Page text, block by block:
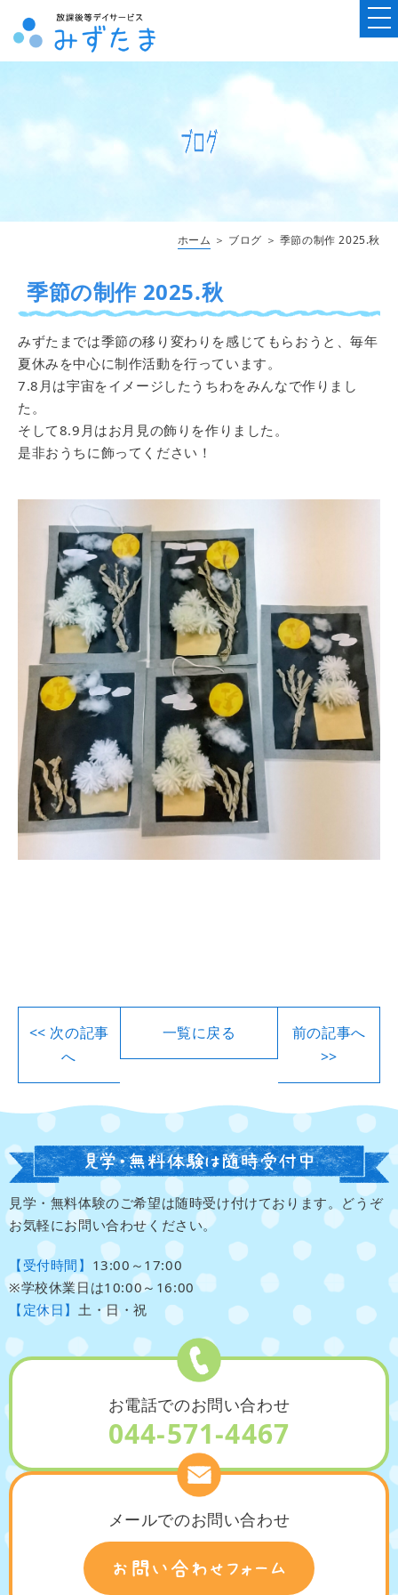
ホーム ＞ ブログ ＞ 季節の制作 2025.秋
季節の制作 2025.秋
みずたまでは季節の移り変わりを感じてもらおうと、毎年
夏休みを中心に制作活動を行っています。
7.8月は宇宙をイメージしたうちわをみんなで作りまし
た。
そして8.9月はお月見の飾りを作りました。
是非おうちに飾ってください！
<< 次の記事
へ
一覧に戻る
前の記事へ
>>
見学・無料体験のご希望は随時受け付けております。どうぞ
お気軽にお問い合わせください。
【受付時間】 13:00～17:00
※学校休業日は10:00～16:00
【定休日】 土・日・祝
お電話でのお問い合わせ
044-571-4467
メールでのお問い合わせ